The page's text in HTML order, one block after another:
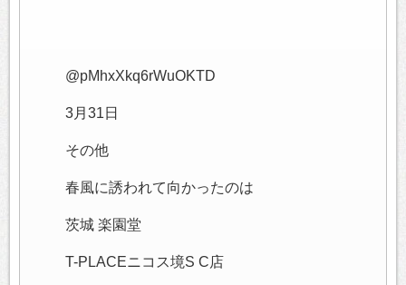
@pMhxXkq6rWuOKTD
3月31日
その他
春風に誘われて向かったのは
茨城 楽園堂
T-PLACEニコス境S C店